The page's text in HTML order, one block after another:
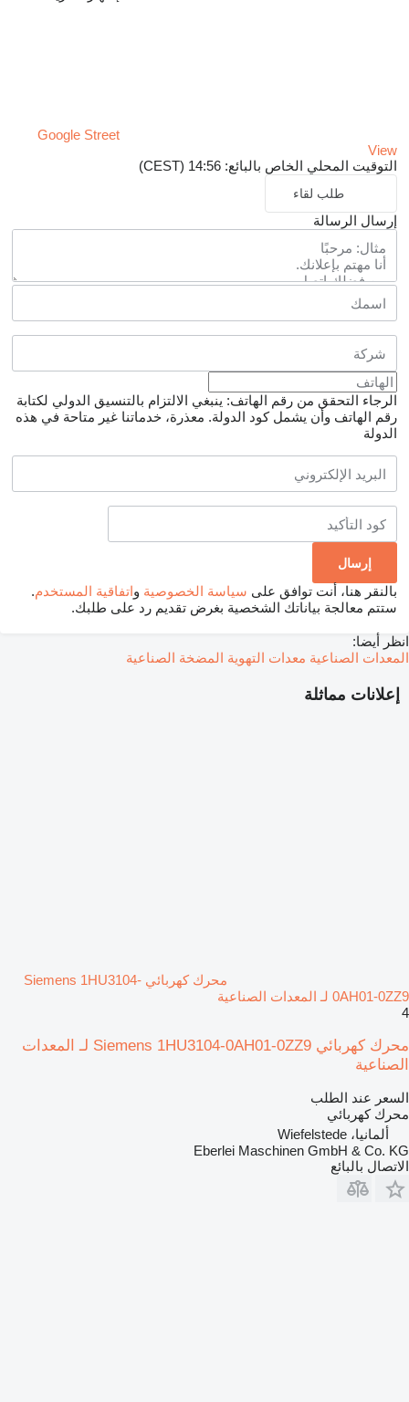
Google Street
View
التوقيت المحلي الخاص بالبائع: 14:56 (CEST)
طلب لقاء
إرسال الرسالة
الرجاء التحقق من رقم الهاتف: ينبغي الالتزام بالتنسيق الدولي لكتابة
رقم الهاتف وأن يشمل كود الدولة. معذرة، خدماتنا غير متاحة في هذه
الدولة
بالنقر هنا، أنت توافق على سياسة الخصوصية واتفاقية المستخدم.
ستتم معالجة بياناتك الشخصية بغرض تقديم رد على طلبك.
إعلانات مماثلة
محرك كهربائي Siemens 1HU3104-
0AH01-0ZZ9 لـ المعدات الصناعية
4
محرك كهربائي Siemens 1HU3104-0AH01-0ZZ9 لـ المعدات
الصناعية
السعر عند الطلب
محرك كهربائي
ألمانيا، Wiefelstede
Eberlei Maschinen GmbH & Co. KG
الاتصال بالبائع
انظر أيضا:
المعدات الصناعية معدات التهوية المضخة الصناعية